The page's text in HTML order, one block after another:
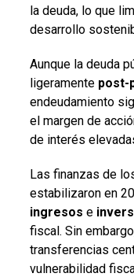
la deuda, lo que
desarrollo
Aunque la deuda
ligeramente post-
endeudamiento
el margen de
de interés
Las finanzas de
estabilizaron en
ingresos e
fiscal. Sin
transferencias
vulnerabilidad